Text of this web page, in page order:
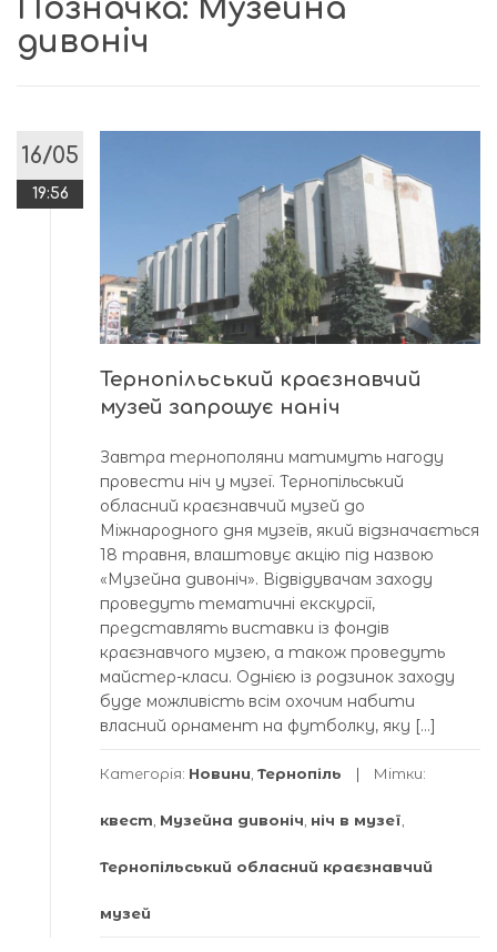
Позначка: Музейна
дивоніч
16/05
19:56
Тернопільський краєзнавчий
музей запрошує наніч
Завтра тернополяни матимуть нагоду
провести ніч у музеї. Тернопільський
обласний краєзнавчий музей до
Міжнародного дня музеїв, який відзначається
18 травня, влаштовує акцію під назвою
«Музейна дивоніч». Відвідувачам заходу
проведуть тематичні екскурсії,
представлять виставки із фондів
краєзнавчого музею, а також проведуть
майстер-класи. Однією із родзинок заходу
буде можливість всім охочим набити
власний орнамент на футболку, яку […]
Категорія: Новини Тернопіль Мітки:
квест Музейна дивоніч ніч в музеї
Тернопільський обласний краєзнавчий
музей